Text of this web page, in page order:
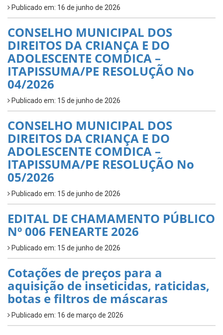
Publicado em: 16 de junho de 2026
CONSELHO MUNICIPAL DOS
DIREITOS DA CRIANÇA E DO
ADOLESCENTE COMDICA –
ITAPISSUMA/PE RESOLUÇÃO No
04/2026
Publicado em: 15 de junho de 2026
CONSELHO MUNICIPAL DOS
DIREITOS DA CRIANÇA E DO
ADOLESCENTE COMDICA –
ITAPISSUMA/PE RESOLUÇÃO No
05/2026
Publicado em: 15 de junho de 2026
EDITAL DE CHAMAMENTO PÚBLICO
Nº 006 FENEARTE 2026
Publicado em: 15 de junho de 2026
Cotações de preços para a
aquisição de inseticidas, raticidas,
botas e filtros de máscaras
Publicado em: 16 de março de 2026